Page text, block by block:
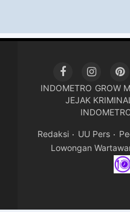
INDOMETRO GROW
JEJAK KRIMINAL
Redaksi UU Pers
Lowongan